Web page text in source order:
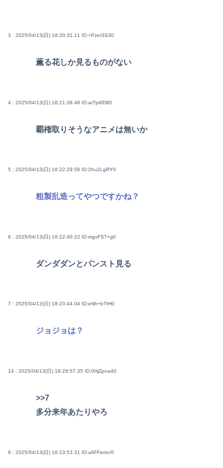
3 : 2025/04/13(日) 18:20:31.11 ID:+PzeI3S30
薫る花しか見るものがない
4 : 2025/04/13(日) 18:21:39.48 ID:arTpi6D80
覇権取りそうなアニメは無いか
5 : 2025/04/13(日) 18:22:29.56 ID:2hu2LgRY0
粗製乱造ってやつですかね？
6 : 2025/04/13(日) 18:22:40.22 ID:mgxFST+g0
ダンダダンとパンスト見る
7 : 2025/04/13(日) 18:23:44.04 ID:eNh+bTtH0
ジョジョは？
14 : 2025/04/13(日) 18:28:57.35 ID:0HjZpna40
>>7
多分来年あたりやろ
8 : 2025/04/13(日) 18:23:53.31 ID:a6FFemc/0